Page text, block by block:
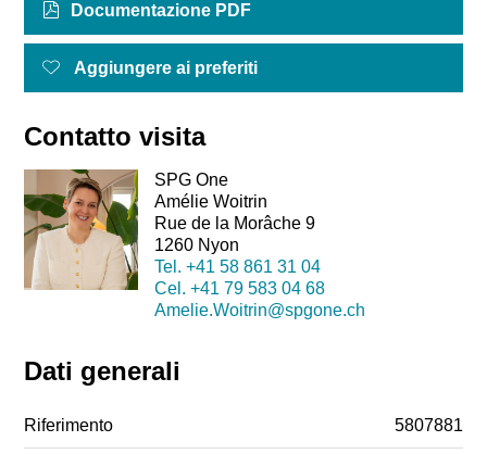
Documentazione PDF
Aggiungere ai preferiti
Contatto visita
SPG One
Amélie Woitrin
Rue de la Morâche 9
1260 Nyon
Tel. +41 58 861 31 04
Cel. +41 79 583 04 68
Amelie.Woitrin@spgone.ch
Dati generali
Riferimento 5807881